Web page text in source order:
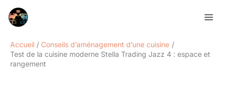
Accueil
Conseils d’aménagement d’une cuisine
Test de la cuisine moderne Stella Trading Jazz 4 : espace et
rangement
Rechercher